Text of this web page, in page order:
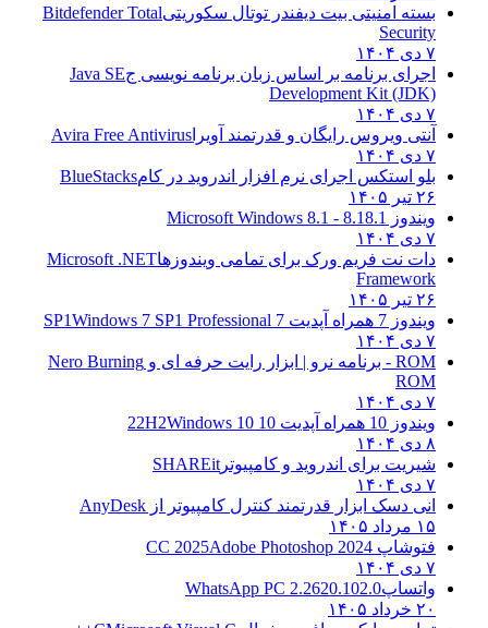
بسته امنیتی بیت دیفندر توتال سکوریتیBitdefender Total
Security
اجرای برنامه بر اساس زبان برنامه نویسی جJava SE
Development Kit (JDK)
آنتی ویروس رایگان و قدرتمند آویراAvira Free Antivirus
بلو استکس اجرای نرم افزار اندروید در کامBlueStacks
ویندوز 8.18.1 - Microsoft Windows 8.1
دات نت فریم ورک برای تمامی ویندوزهاMicrosoft .NET
Framework
ویندوز 7 همراه آپدیت 7 SP1
Windows 7 SP1 Professional
ROM - برنامه نرو | ابزار رایت حرفه ای و
Nero Burning
ROM
ویندوز 10 همراه آپدیت 10 22H2
Windows 10
شیریت برای اندروید و کامپیوترSHAREit
انی دسک ابزار قدرتمند کنترل کامپیوتر ازAnyDesk
فتوشاپ CC 2025Adobe Photoshop 2024
واتساپWhatsApp PC 2.2620.102.0